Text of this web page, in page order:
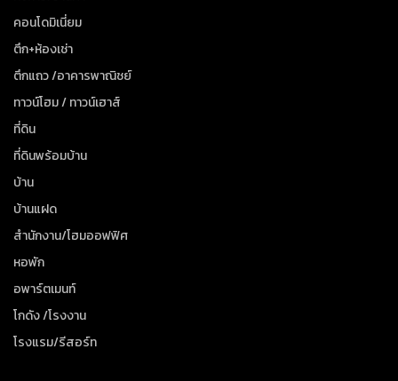
คอนโดมิเนี่ยม
ตึก+ห้องเช่า
ตึกแถว /อาคารพาณิชย์
ทาวน์โฮม / ทาวน์เฮาส์
ที่ดิน
ที่ดินพร้อมบ้าน
บ้าน
บ้านแฝด
สำนักงาน/โฮมออฟฟิศ
หอพัก
อพาร์ตเมนท์
โกดัง /โรงงาน
โรงแรม/รีสอร์ท